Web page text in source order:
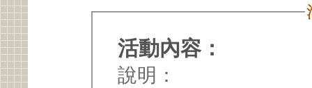
活動內容：
說明：